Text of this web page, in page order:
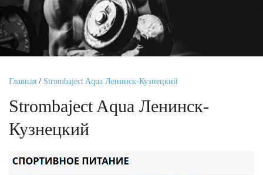
Главная / Strombaject Aqua Ленинск-Кузнецкий
Strombaject Aqua Ленинск-
Кузнецкий